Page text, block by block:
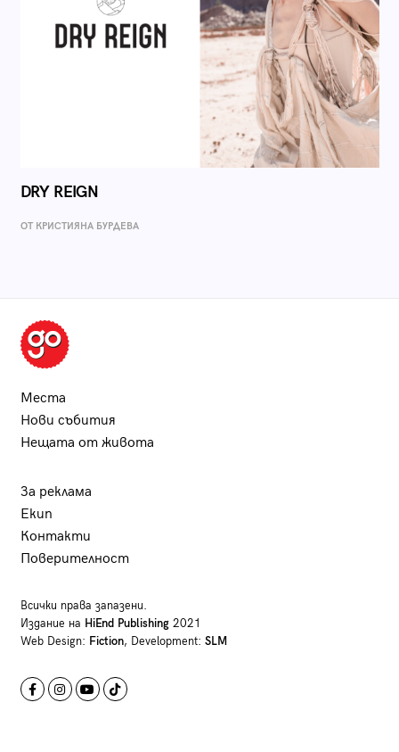
DRY REIGN
ОТ КРИСТИЯНА БУРДЕВА
Места
Нови събития
Нещата от живота
За реклама
Екип
Контакти
Поверителност
Всички права запазени.
Издание на HiEnd Publishing2021
Web Design: Fiction, Development: SLM